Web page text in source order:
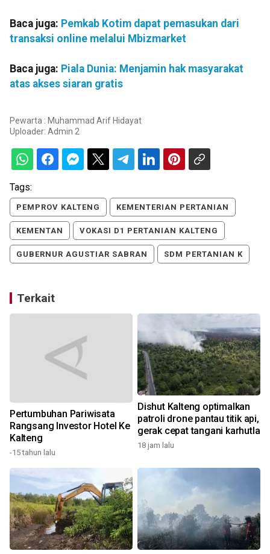
Baca juga: Pemkab Kotim dapat pemasukan dari
transaksi online melalui Mbizmarket
Baca juga: Piala Dunia: Menjamin hak masyarakat
atas akses siaran gratis
Pewarta : Muhammad Arif Hidayat
Uploader: Admin 2
Tags:
PEMPROV KALTENG KEMENTERIAN PERTANIAN
KEMENTAN VOKASI D1 PERTANIAN KALTENG
GUBERNUR AGUSTIAR SABRAN SDM PERTANIAN K
Terkait
Pertumbuhan Pariwisata
Rangsang Investor Hotel Ke
Kalteng
-15 tahun lalu
Dishut Kalteng optimalkan
patroli drone pantau titik api,
gerak cepat tangani karhutla
18 jam lalu